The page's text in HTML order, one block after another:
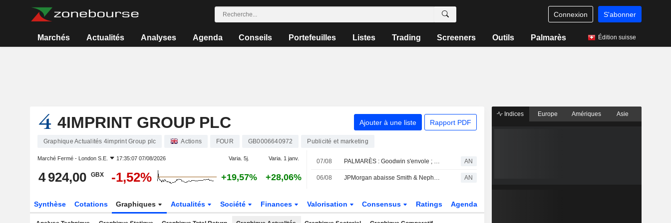
Connexion S'abonner
Marchés Actualités Analyses Agenda Conseils Portefeuilles Listes Trading Screeners Outils Palmarès Édition suisse
4IMPRINT GROUP PLC Ajouter à une liste Rapport PDF
Graphique Actualités 4imprint Group plc Actions FOUR GB0006640972 Publicité et marketing
Marché Fermé - London S.E. 17:35:07 07/08/2026 Varia. 5j. Varia. 1 janv.
4 924,00 GBX -1,52% +19,57% +28,06%
07/08 PALMARÈS : Goodwin s'envole ; Oxford BioMedica revoit ses prévisions de revenus à la baisse AN
06/08 JPMorgan abaisse Smith & Nephew ; les courtiers plébiscitent Next AN
Synthèse Cotations Graphiques Actualités Société Finances Valorisation Consensus Ratings Agenda
Indices Europe Amériques Asie